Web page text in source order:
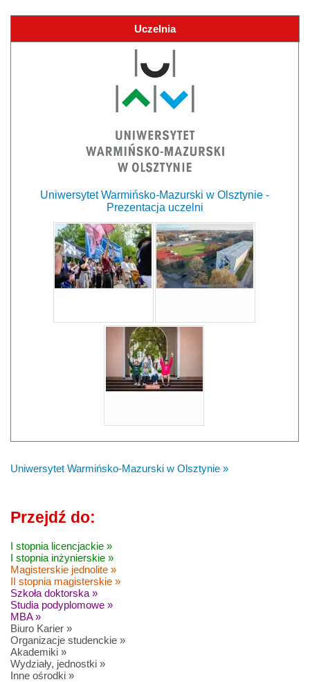
Uczelnia
Uniwersytet Warmińsko-Mazurski w Olsztynie -
Prezentacja uczelni
Uniwersytet Warmińsko-Mazurski w Olsztynie »
Przejdź do:
I stopnia licencjackie »
I stopnia inżynierskie »
Magisterskie jednolite »
II stopnia magisterskie »
Szkoła doktorska »
Studia podyplomowe »
MBA »
Biuro Karier »
Organizacje studenckie »
Akademiki »
Wydziały, jednostki »
Inne ośrodki »